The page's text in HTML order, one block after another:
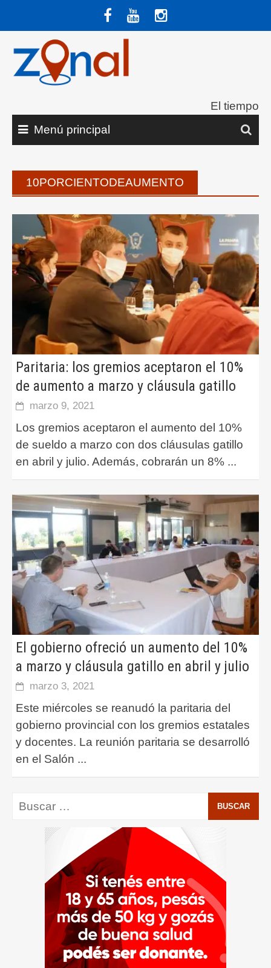
contenido
El tiempo
Menú principal
10PORCIENTODEAUMENTO
Paritaria: los gremios aceptaron el 10%
de aumento a marzo y cláusula gatillo
marzo 9, 2021
Los gremios aceptaron el aumento del 10%
de sueldo a marzo con dos cláusulas gatillo
en abril y julio. Además, cobrarán un 8% ...
El gobierno ofreció un aumento del 10%
a marzo y cláusula gatillo en abril y julio
marzo 3, 2021
Este miércoles se reanudó la paritaria del
gobierno provincial con los gremios estatales
y docentes. La reunión paritaria se desarrolló
en el Salón ...
Buscar: